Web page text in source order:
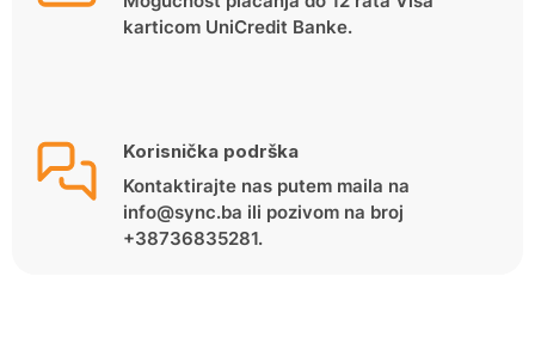
karticom UniCredit Banke.
Korisnička podrška
Kontaktirajte nas putem maila na
info@sync.ba ili pozivom na broj
+38736835281.